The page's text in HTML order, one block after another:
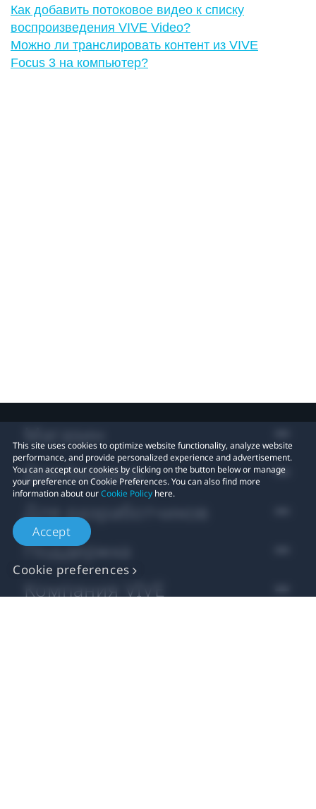
Как добавить потоковое видео к списку
воспроизведения VIVE Video?
Можно ли транслировать контент из VIVE
Focus 3 на компьютер?
This site uses cookies to optimize website functionality, analyze website
performance, and provide personalized experience and advertisement.
You can accept our cookies by clicking on the button below or manage
your preference on Cookie Preferences. You can also find more
information about ourCookie Policy here.
Accept
Cookie preferences
Для бизнеса
Для разработчиков
Поддержка
Компания VIVE